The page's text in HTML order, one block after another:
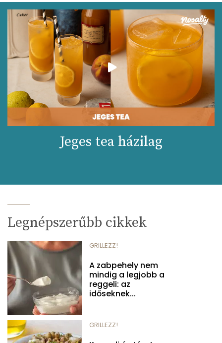
Jeges tea házilag
Legnépszerűbb cikkek
GRILLEZZ!
A zabpehely nem
mindig a legjobb a
reggeli: az
időseknek...
GRILLEZZ!